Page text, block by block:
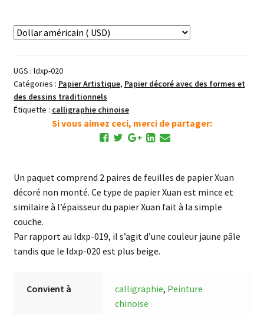
Xuan
(ldxp-
020)
UGS : ldxp-020
Catégories : Papier Artistique, Papier décoré avec des formes et
des dessins traditionnels
Étiquette : calligraphie chinoise
Si vous aimez ceci, merci de partager:
Un paquet comprend 2 paires de feuilles de papier Xuan
décoré non monté. Ce type de papier Xuan est mince et
similaire à l’épaisseur du papier Xuan fait à la simple
couche.
Par rapport au ldxp-019, il s’agit d’une couleur jaune pâle
tandis que le ldxp-020 est plus beige.
Convient à calligraphie, Peinture
chinoise